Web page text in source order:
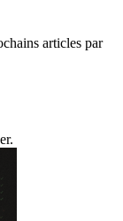
articles par